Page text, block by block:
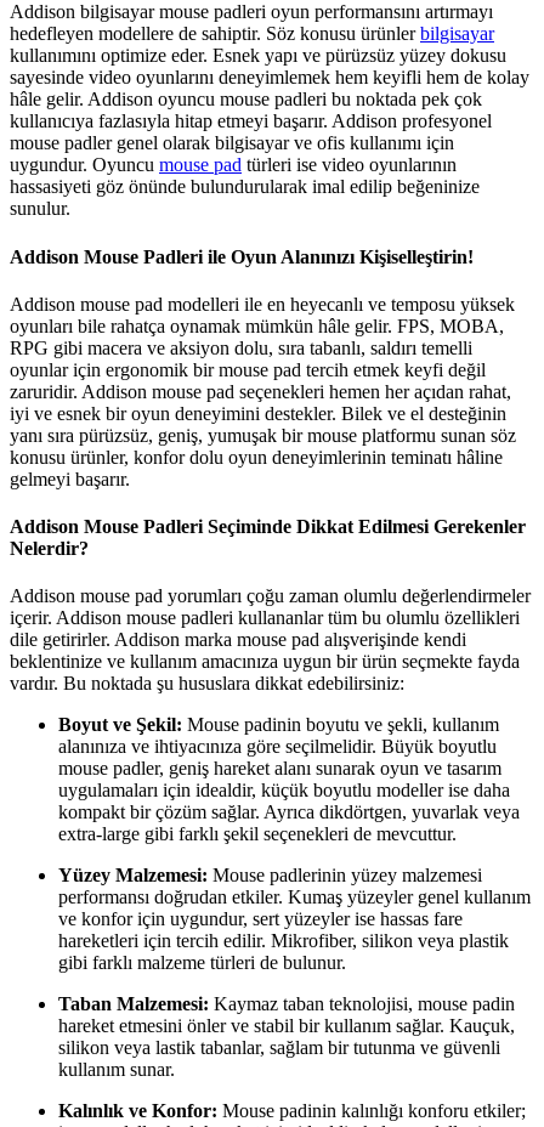
Addison bilgisayar mouse padleri oyun performansını artırmayı
hedefleyen modellere de sahiptir. Söz konusu ürünlerbilgisayar
kullanımını optimize eder. Esnek yapı ve pürüzsüz yüzey dokusu
sayesinde video oyunlarını deneyimlemek hem keyifli hem de kolay
hâle gelir. Addison oyuncu mouse padleri bu noktada pek çok
kullanıcıya fazlasıyla hitap etmeyi başarır. Addison profesyonel
mouse padler genel olarak bilgisayar ve ofis kullanımı için
uygundur. Oyuncu mouse pad türleri ise video oyunlarının
hassasiyeti göz önünde bulundurularak imal edilip beğeninize
sunulur.
Addison Mouse Padleri ile Oyun Alanınızı Kişiselleştirin!
Addison mouse pad modelleri ile en heyecanlı ve temposu yüksek
oyunları bile rahatça oynamak mümkün hâle gelir. FPS, MOBA,
RPG gibi macera ve aksiyon dolu, sıra tabanlı, saldırı temelli
oyunlar için ergonomik bir mouse pad tercih etmek keyfi değil
zaruridir. Addison mouse pad seçenekleri hemen her açıdan rahat,
iyi ve esnek bir oyun deneyimini destekler. Bilek ve el desteğinin
yanı sıra pürüzsüz, geniş, yumuşak bir mouse platformu sunan söz
konusu ürünler, konfor dolu oyun deneyimlerinin teminatı hâline
gelmeyi başarır.
Addison Mouse Padleri Seçiminde Dikkat Edilmesi Gerekenler
Nelerdir?
Addison mouse pad yorumları çoğu zaman olumlu değerlendirmeler
içerir. Addison mouse padleri kullananlar tüm bu olumlu özellikleri
dile getirirler. Addison marka mouse pad alışverişinde kendi
beklentinize ve kullanım amacınıza uygun bir ürün seçmekte fayda
vardır. Bu noktada şu hususlara dikkat edebilirsiniz:
Boyut ve Şekil: Mouse padinin boyutu ve şekli, kullanım
alanınıza ve ihtiyacınıza göre seçilmelidir. Büyük boyutlu
mouse padler, geniş hareket alanı sunarak oyun ve tasarım
uygulamaları için idealdir, küçük boyutlu modeller ise daha
kompakt bir çözüm sağlar. Ayrıca dikdörtgen, yuvarlak veya
extra-large gibi farklı şekil seçenekleri de mevcuttur.
Yüzey Malzemesi: Mouse padlerinin yüzey malzemesi
performansı doğrudan etkiler. Kumaş yüzeyler genel kullanım
ve konfor için uygundur, sert yüzeyler ise hassas fare
hareketleri için tercih edilir. Mikrofiber, silikon veya plastik
gibi farklı malzeme türleri de bulunur.
Taban Malzemesi: Kaymaz taban teknolojisi, mouse padin
hareket etmesini önler ve stabil bir kullanım sağlar. Kauçuk,
silikon veya lastik tabanlar, sağlam bir tutunma ve güvenli
kullanım sunar.
Kalınlık ve Konfor: Mouse padinin kalınlığı konforu etkiler;